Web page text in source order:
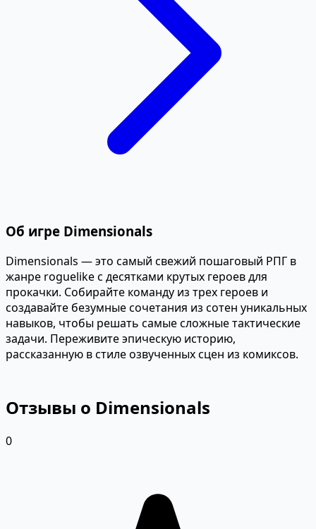
Об игре Dimensionals
Dimensionals — это самый свежий пошаговый РПГ в
жанре roguelike с десятками крутых героев для
прокачки. Собирайте команду из трех героев и
создавайте безумные сочетания из сотен уникальных
навыков, чтобы решать самые сложные тактические
задачи. Переживите эпическую историю,
рассказанную в стиле озвученных сцен из комиксов.
Отзывы о Dimensionals
0